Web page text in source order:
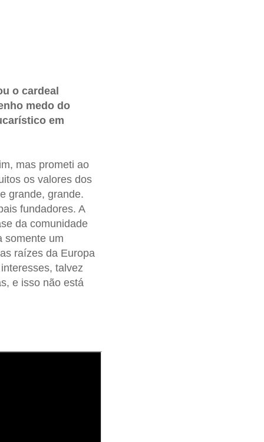
o cardeal
medo do
em
mas prometi ao
os valores dos
grande, grande.
fundadores. A
da comunidade
somente um
raízes da Europa
talvez
e isso não está